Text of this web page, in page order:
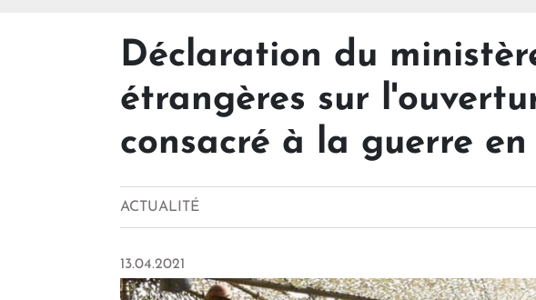
Déclaration du
étrangères sur
consacré à la guerre
ACTUALITÉ
13.04.2021